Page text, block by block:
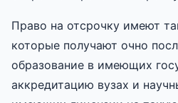
Право на отсрочку имеют
которые получают очно
образование в имеющих
аккредитацию вузах и